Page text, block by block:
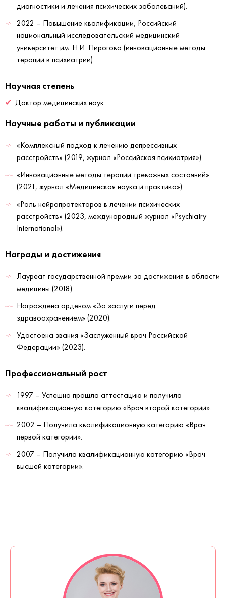
диагностики и лечения психических заболеваний).
2022 – Повышение квалификации, Российский
национальный исследовательский медицинский
университет им. Н.И. Пирогова (инновационные методы
терапии в психиатрии).
Научная степень
Доктор медицинских наук
Научные работы и публикации
«Комплексный подход к лечению депрессивных
расстройств» (2019, журнал «Российская психиатрия»).
«Инновационные методы терапии тревожных состояний»
(2021, журнал «Медицинская наука и практика»).
«Роль нейропротекторов в лечении психических
расстройств» (2023, международный журнал «Psychiatry
International»).
Награды и достижения
Лауреат государственной премии за достижения в области
медицины (2018).
Награждена орденом «За заслуги перед
здравоохранением» (2020).
Удостоена звания «Заслуженный врач Российской
Федерации» (2023).
Профессиональный рост
1997 – Успешно прошла аттестацию и получила
квалификационную категорию «Врач второй категории».
2002 – Получила квалификационную категорию «Врач
первой категории».
2007 – Получила квалификационную категорию «Врач
высшей категории».